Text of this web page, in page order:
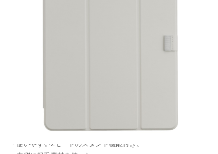
・薄くて軽く、持ち運びに最適。
背面部分は指紋やキズが付きにくい艶消し仕様。
・使いやすい2モードのスタンド機能付き。